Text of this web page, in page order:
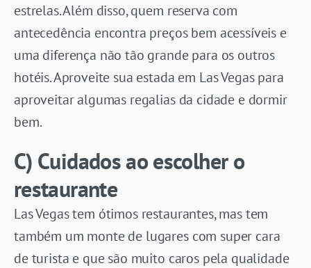
estrelas. Além disso, quem reserva com
antecedência encontra preços bem acessíveis e
uma diferença não tão grande para os outros
hotéis. Aproveite sua estada em Las Vegas para
aproveitar algumas regalias da cidade e dormir
bem.
C) Cuidados ao escolher o
restaurante
Las Vegas tem ótimos restaurantes, mas tem
também um monte de lugares com super cara
de turista e que são muito caros pela qualidade